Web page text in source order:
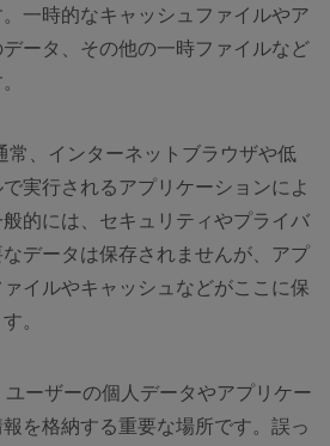
一時的なキャッシュファイルやア
ータ、その他の一時ファイルなど
常、インターネットブラウザや低
実行されるアプリケーションによ
的には、セキュリティやプライバ
データは保存されませんが、アプ
イルやキャッシュなどがここに保
。
ーザーの個人データやアプリケー
を格納する重要な場所です。誤っ